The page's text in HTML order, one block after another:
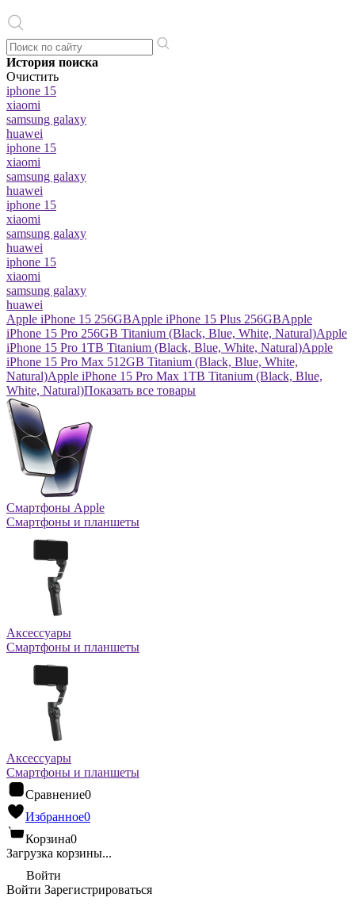
История поиска
Очистить
iphone 15
xiaomi
samsung galaxy
huawei
iphone 15
xiaomi
samsung galaxy
huawei
iphone 15
xiaomi
samsung galaxy
huawei
iphone 15
xiaomi
samsung galaxy
huawei
Apple iPhone 15 256GBApple iPhone 15 Plus 256GBApple
iPhone 15 Pro 256GB Titanium (Black, Blue, White, Natural)Apple
iPhone 15 Pro 1TB Titanium (Black, Blue, White, Natural)Apple
iPhone 15 Pro Max 512GB Titanium (Black, Blue, White,
Natural)Apple iPhone 15 Pro Max 1TB Titanium (Black, Blue,
White, Natural)Показать все товары
Смартфоны Apple
Смартфоны и планшеты
Аксессуары
Смартфоны и планшеты
Аксессуары
Смартфоны и планшеты
Сравнение0
Избранное0
Корзина0
Загрузка корзины...
Войти
Войти Зарегистрироваться